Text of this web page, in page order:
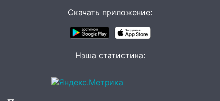
быть вызвано облысение и как с этим
Гороскоп на 7 августа: пятница
отличные шансы исправить старые
06.08.2026
Скачать приложение:
Наша статистика: